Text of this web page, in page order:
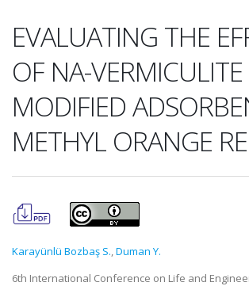
EVALUATING THE
OF NA-
MODIFIED
METHYL ORANGE
Karayünlü Bozbaş S.,Duman Y.
6th International Conference on Life and